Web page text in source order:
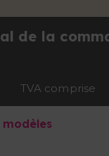
de la
TVA comprise
modèles